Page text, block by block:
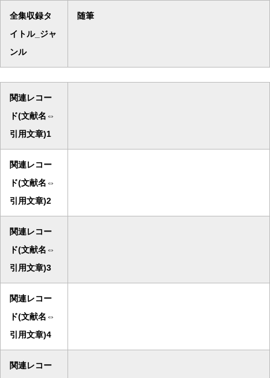
全集収録タ
イトル_ジャ
ンル
随筆
関連レコー
ド(文献名⇔
引用文章)1
関連レコー
ド(文献名⇔
引用文章)2
関連レコー
ド(文献名⇔
引用文章)3
関連レコー
ド(文献名⇔
引用文章)4
関連レコー